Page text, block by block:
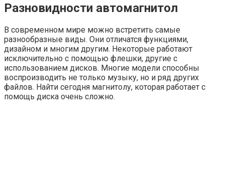
Разновидности автомагнитол
В современном мире можно встретить самые
разнообразные виды. Они отличатся функциями,
дизайном и многим другим. Некоторые работают
исключительно с помощью флешки, другие с
использованием дисков. Многие модели способны
воспроизводить не только музыку, но и ряд других
файлов. Найти сегодня магнитолу, которая работает с
помощь диска очень сложно.